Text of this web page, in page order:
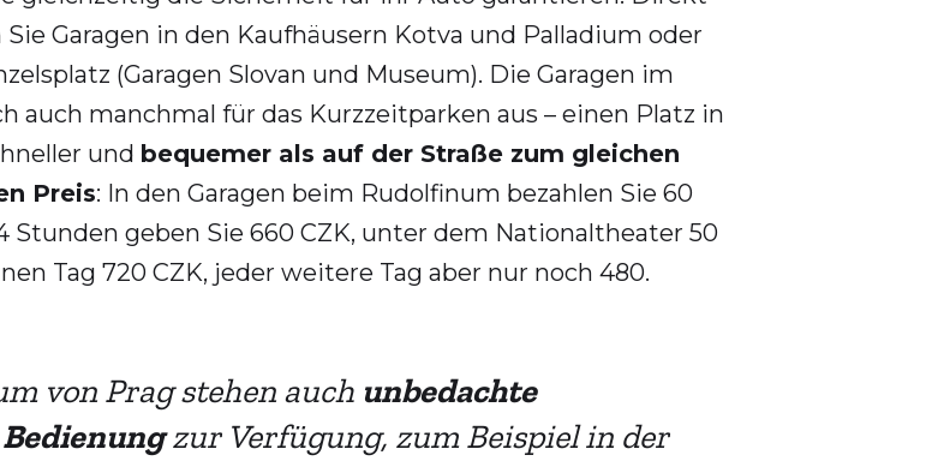
Garagen in den Kaufhäusern Kotva und Palladium oder
(Garagen Slovan und Museum). Die Garagen im
auch manchmal für das Kurzzeitparken aus – einen Platz in
und bequemer als auf der Straße zum gleichen
Preis: In den Garagen beim Rudolfinum bezahlen Sie 60
Stunden geben Sie 660 CZK, unter dem Nationaltheater 50
Tag 720 CZK, jeder weitere Tag aber nur noch 480.
von Prag stehen auch unbedachte
zur Verfügung, zum Beispiel in der